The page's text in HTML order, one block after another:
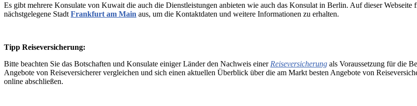
Es gibt mehrere Konsulate von Kuwait die auch die Dienstleistungen anbieten wie auch das Konsulat in Berlin. Auf dieser
nächstgelegene Stadt Frankfurt am Main aus, um die Kontaktdaten und weitere Informationen zu erhalten.
Tipp Reiseversicherung:
Bitte beachten Sie das Botschaften und Konsulate einiger Länder den Nachweis einer Reiseversicherung als Voraussetzung für die
Angebote von Reiseversicherer vergleichen und sich einen aktuellen Überblick über die am Markt besten Angebote von
online abschließen.